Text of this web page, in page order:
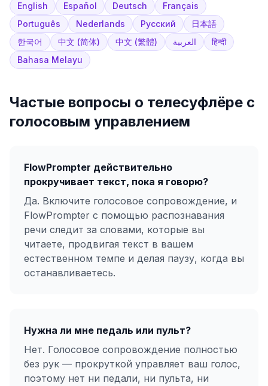
English Español Deutsch
Français
Português
Nederlands Русский
日本語
한국어
中文 (简体) 中文 (繁體) العربية
हिन्दी
Bahasa Melayu
Частые вопросы о телесуфлёре с
голосовым управлением
FlowPrompter действительно
прокручивает текст, пока я говорю?
Да. Включите голосовое сопровождение, и
FlowPrompter с помощью распознавания
речи следит за словами, которые вы
читаете, продвигая текст в вашем
естественном темпе и делая паузу, когда вы
останавливаетесь.
Нужна ли мне педаль или пульт?
Нет. Голосовое сопровождение полностью
без рук — прокруткой управляет ваш голос,
поэтому нет ни педали, ни пульта, ни